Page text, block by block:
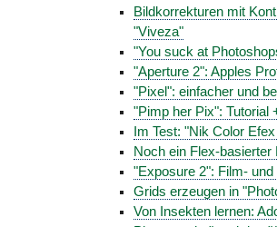
Bildkorrekturen mit
"Viveza"
"You suck at
"Aperture 2": Apples
"Pixel": einfacher und
"Pimp her Pix": Tutorial
Im Test: "Nik Color
Noch ein Flex-
"Exposure 2": Film-
Grids erzeugen in
Von Insekten lernen: